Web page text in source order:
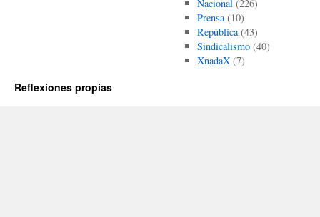
Nacional(226)
Prensa(10)
República(43)
Sindicalismo(40)
XnadaX(7)
Reflexiones propias